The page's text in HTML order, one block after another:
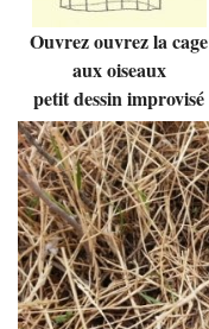
Ouvrez ouvrez la cage
aux oiseaux
petit dessin improvisé